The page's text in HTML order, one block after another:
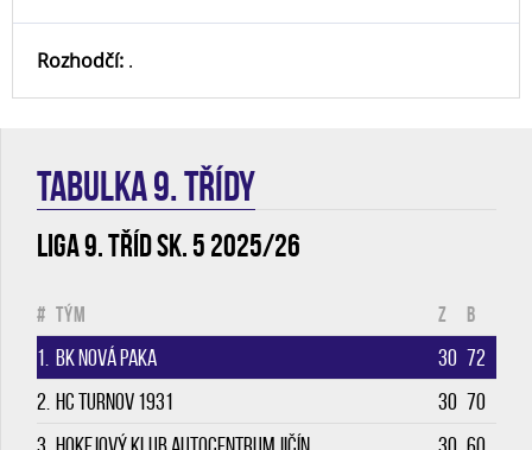
Rozhodčí: .
TABULKA 9. třídy
Liga 9. tříd sk. 5 2025/26
# Tým Z B
1. BK Nová Paka 30 72
2. HC Turnov 1931 30 70